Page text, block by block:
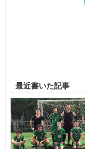
最近書いた記事